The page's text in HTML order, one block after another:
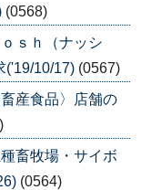
(0568)
ｓｈ（ナッシ
('19/10/17) (0567)
産食品〉店舗の
畜牧場・サイボ
(0564)